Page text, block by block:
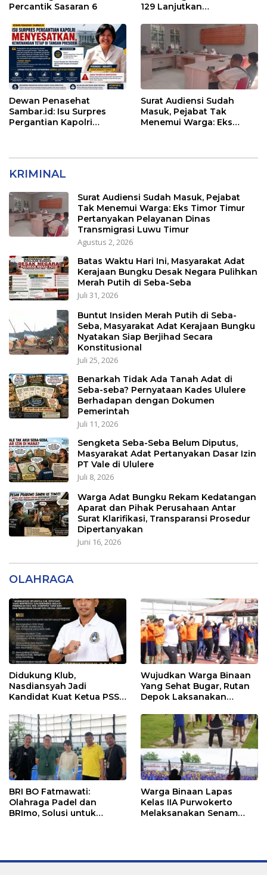
Percantik Sasaran 6
129 Lanjutkan
Dewan Penasehat
Sambar.id: Isu Surpres
Pergantian Kapolri
Surat Audiensi Sudah
Masuk, Pejabat Tak
Menemui Warga: Eks
KRIMINAL
Surat Audiensi Sudah Masuk, Pejabat
Tak Menemui Warga: Eks Timor Timur
Pertanyakan Pelayanan Dinas
Transmigrasi Luwu Timur
Agustus 2, 2026
Batas Waktu Hari Ini, Masyarakat Adat
Kerajaan Bungku Desak Negara Pulihkan
Merah Putih di Seba-Seba
Juli 31, 2026
Buntut Insiden Merah Putih di Seba-
Seba, Masyarakat Adat Kerajaan Bungku
Nyatakan Siap Berjihad Secara
Konstitusional
Juli 25, 2026
Benarkah Tidak Ada Tanah Adat di
Seba-seba? Pernyataan Kades Ululere
Berhadapan dengan Dokumen
Pemerintah
Juli 11, 2026
Sengketa Seba-Seba Belum Diputus,
Masyarakat Adat Pertanyakan Dasar Izin
PT Vale di Ululere
Juli 8, 2026
Warga Adat Bungku Rekam Kedatangan
Aparat dan Pihak Perusahaan Antar
Surat Klarifikasi, Transparansi Prosedur
Dipertanyakan
Juni 16, 2026
OLAHRAGA
Didukung Klub,
Nasdiansyah Jadi
Kandidat Kuat Ketua PSSI
Wujudkan Warga Binaan
Yang Sehat Bugar, Rutan
Depok Laksanakan
BRI BO Fatmawati:
Olahraga Padel dan
BRImo, Solusi untuk
Warga Binaan Lapas
Kelas IIA Purwokerto
Melaksanakan Senam